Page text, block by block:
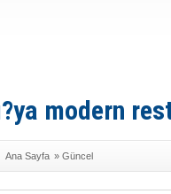
modern
Ana Sayfa » Güncel